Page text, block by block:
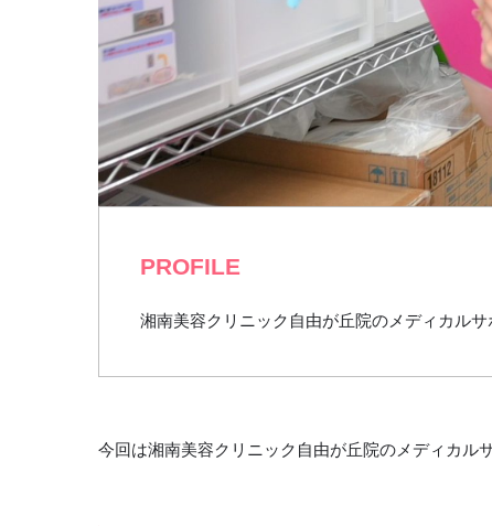
PROFILE
湘南美容クリニック自由が丘院のメディカル
今回は湘南美容クリニック自由が丘院のメディカル